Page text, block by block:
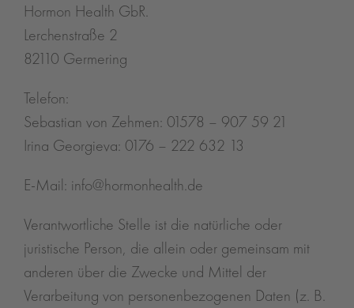
Hormon Health GbR.
Lerchenstraße 2
82110 Germering
Telefon:
Sebastian von Zehmen: 01578 – 907 59 21
Irina Georgieva: 0176 – 222 632 13
E-Mail: info@hormonhealth.de
Verantwortliche Stelle ist die natürliche oder
juristische Person, die allein oder gemeinsam mit
anderen über die Zwecke und Mittel der
Verarbeitung von personenbezogenen Daten (z. B.